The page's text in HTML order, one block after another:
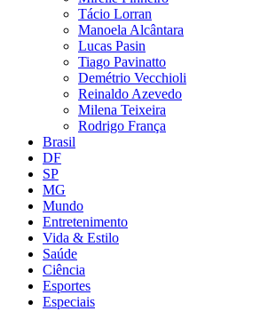
Tácio Lorran
Manoela Alcântara
Lucas Pasin
Tiago Pavinatto
Demétrio Vecchioli
Reinaldo Azevedo
Milena Teixeira
Rodrigo França
Brasil
DF
SP
MG
Mundo
Entretenimento
Vida & Estilo
Saúde
Ciência
Esportes
Especiais